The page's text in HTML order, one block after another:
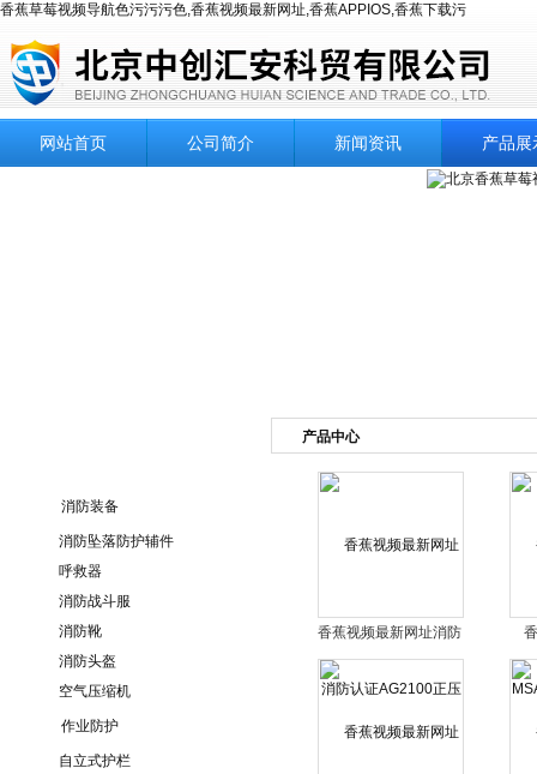
香蕉草莓视频导航色污污污色,香蕉视频最新网址,香蕉APPIOS,香蕉下载污
网站首页 公司简介 新闻资讯 产品展
消防装备
消防坠落防护辅件
呼救器
消防战斗服
消防靴
消防头盔
空气压缩机
作业防护
自立式护栏
产品中心
香蕉视频最新网址消防
认证AG2100正压空气
呼吸器